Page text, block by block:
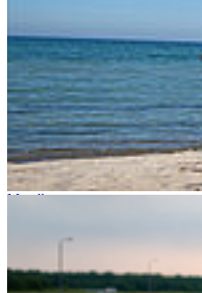
Login
Dienstleistungsportal "e-HOST"
Studien- und Prüfungsportal (SuP)
B-ite
Webmailer
Moodle